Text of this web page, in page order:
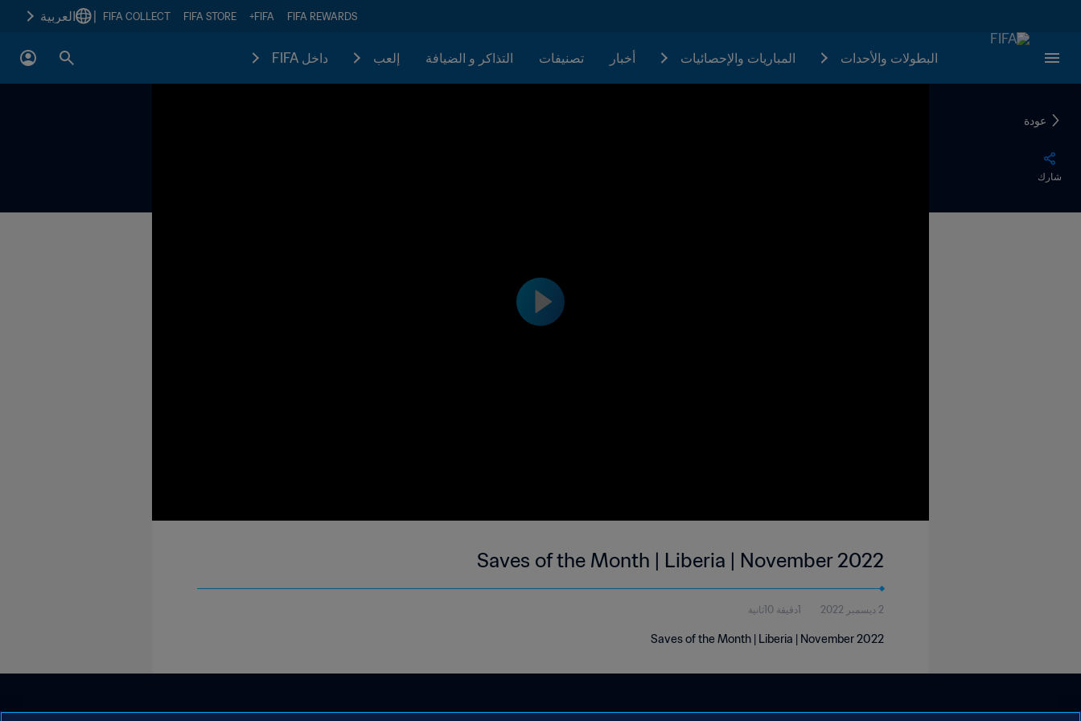
FIFA REWARDS
FIFA+
FIFA STORE
FIFA COLLECT العربية
البطولات والأحدات المباريات والإحصائيات أخبار تصنيفات التذاكر و الضيافة إلعب داخل FIFA
عودة
شارك
Saves of the Month | Liberia | November 2022
2 ديسمبر 2022 1دقيقة 10ثانية
Saves of the Month | Liberia | November 2022